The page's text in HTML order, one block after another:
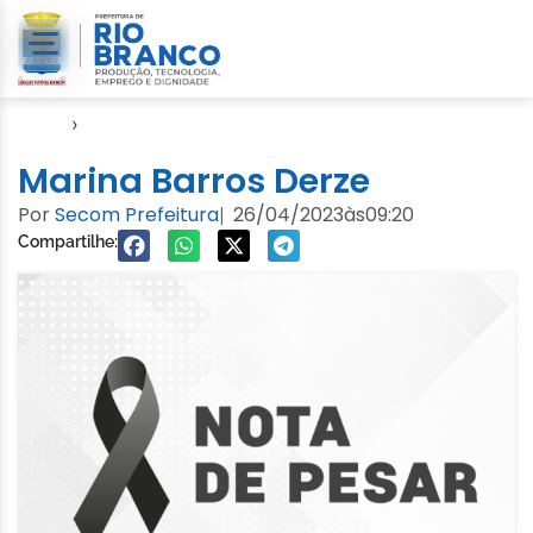
›
Marina Barros Derze
PorSecom Prefeitura| 26/04/2023às09:20
Compartilhe: